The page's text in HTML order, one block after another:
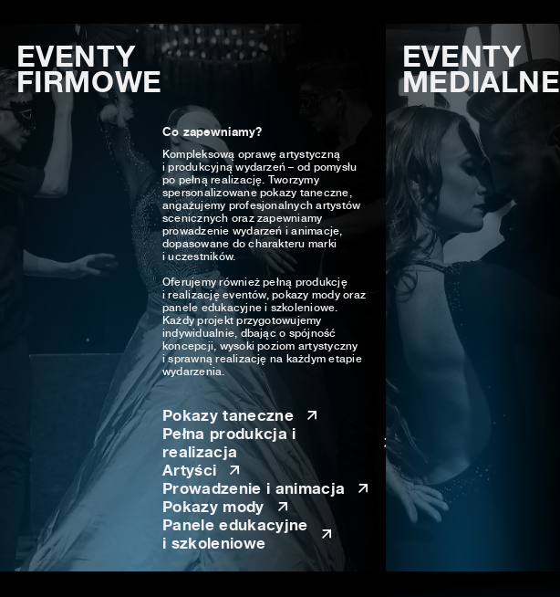
EVENTY
FIRMOWE
Co zapewniamy?
Kompleksową oprawę artystyczną
i produkcyjną wydarzeń – od pomysłu
po pełną realizację. Tworzymy
spersonalizowane pokazy taneczne,
angażujemy profesjonalnych artystów
scenicznych oraz zapewniamy
prowadzenie wydarzeń i animacje,
dopasowane do charakteru marki
i uczestników.
Oferujemy również pełną produkcję
i realizację eventów, pokazy mody oraz
panele edukacyjne i szkoleniowe.
Każdy projekt przygotowujemy
indywidualnie, dbając o spójność
koncepcji, wysoki poziom artystyczny
i sprawną realizację na każdym etapie
wydarzenia.
Pokazy taneczne
Pełna produkcja i
realizacja
Artyści
Prowadzenie i animacja
Pokazy mody
Panele edukacyjne
i szkoleniowe
EVENTY
MEDIALNE